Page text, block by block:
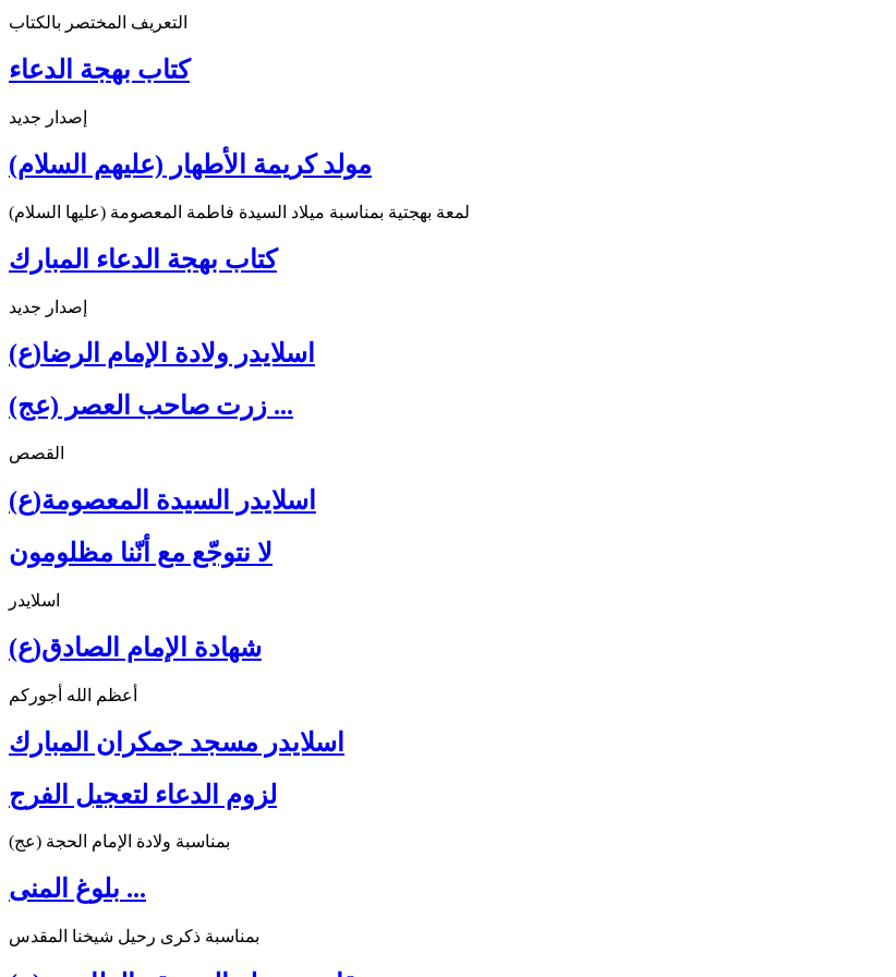
التعريف المختصر بالكتاب
كتاب بهجة الدعاء
إصدار جديد
مولد كريمة الأطهار (عليهم السلام)
لمعة بهجتية بمناسبة ميلاد السيدة فاطمة المعصومة (عليها السلام)
كتاب بهجة الدعاء المبارك
إصدار جديد
اسلايدر ولادة الإمام الرضا(ع)
زرت صاحب العصر (عج) ...
القصص
اسلايدر السيدة المعصومة(ع)
لا نتوجّع مع أنّنا مظلومون
اسلايدر
شهادة الإمام الصادق(ع)
أعظم الله أجوركم
اسلايدر مسجد جمكران المبارك
لزوم الدعاء لتعجيل الفرج
بمناسبة ولادة الإمام الحجة (عج)
بلوغ المنى ...
بمناسبة ذكرى رحيل شيخنا المقدس